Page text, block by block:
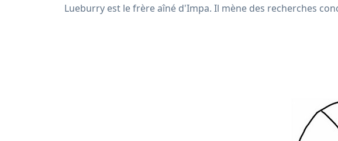
Lueburry est le frère aîné d'Impa. Il mène des recherches